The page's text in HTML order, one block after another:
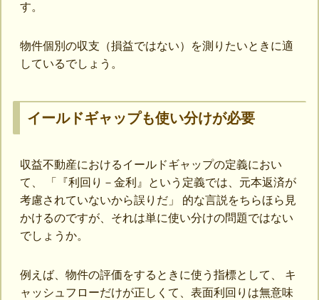
す。
物件個別の収支（損益ではない）を測りたいときに適
しているでしょう。
イールドギャップも使い分けが必要
収益不動産におけるイールドギャップの定義におい
て、 「『利回り－金利』という定義では、元本返済が
考慮されていないから誤りだ」 的な言説をちらほら見
かけるのですが、それは単に使い分けの問題ではない
でしょうか。
例えば、物件の評価をするときに使う指標として、 キ
ャッシュフローだけが正しくて、表面利回りは無意味